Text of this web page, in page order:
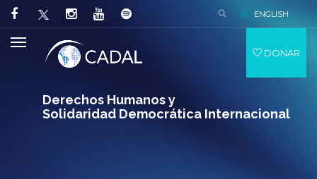
Derechos Humanos y
Solidaridad Democrática Internacional
ENGLISH
DONAR